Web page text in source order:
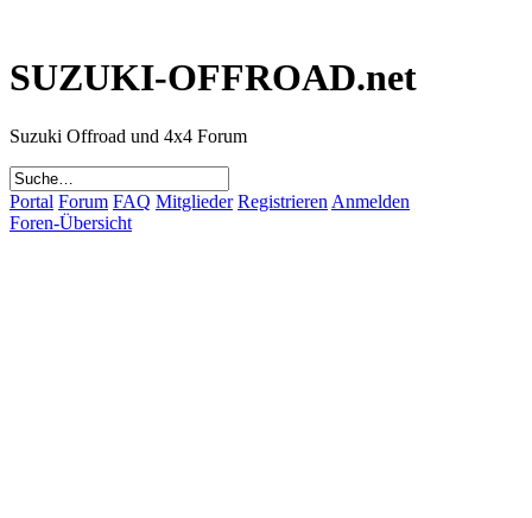
SUZUKI-OFFROAD.net
Suzuki Offroad und 4x4 Forum
Portal Forum FAQ Mitglieder Registrieren Anmelden
Foren-Übersicht